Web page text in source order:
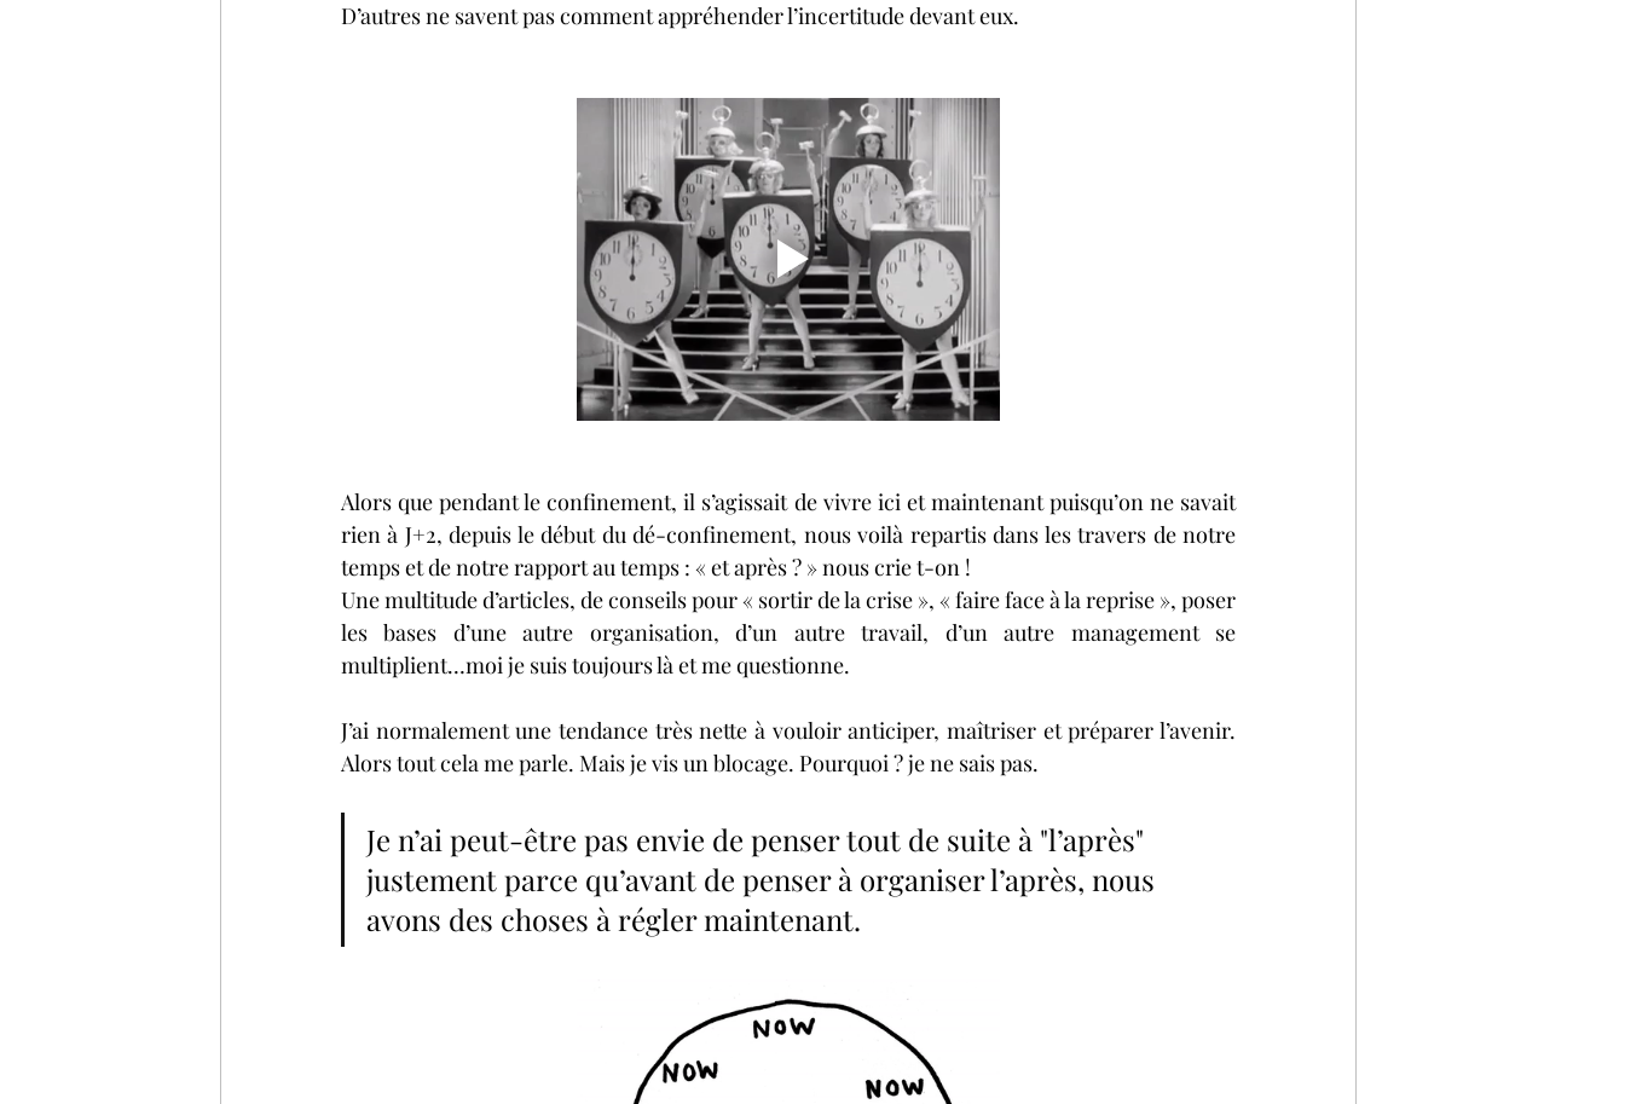
D’autres ne savent pas comment appréhender l’incertitude devant eux.
Alors que pendant le confinement, il s’agissait de vivre ici et maintenant puisqu’on ne savait
rien à J+2, depuis le début du dé-confinement, nous voilà repartis dans les travers de notre
temps et de notre rapport au temps : « et après ? » nous crie t-on !
Une multitude d’articles, de conseils pour « sortir de la crise », « faire face à la reprise », poser
les bases d’une autre organisation, d’un autre travail, d’un autre management se
multiplient…moi je suis toujours là et me questionne.
J’ai normalement une tendance très nette à vouloir anticiper, maîtriser et préparer l’avenir.
Alors tout cela me parle. Mais je vis un blocage. Pourquoi ? je ne sais pas.
Je n’ai peut-être pas envie de penser tout de suite à "l’après"
justement parce qu’avant de penser à organiser l’après, nous
avons des choses à régler maintenant.